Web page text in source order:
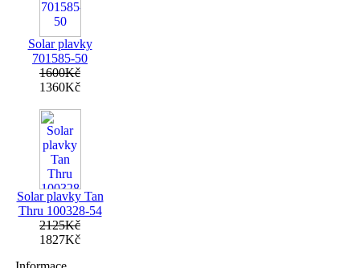
Solar plavky
701585-50
1600Kč
1360Kč
Solar plavky Tan
Thru 100328-54
2125Kč
1827Kč